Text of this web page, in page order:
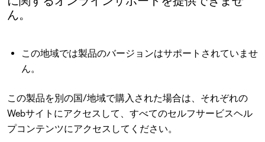
ん。
この地域では製品のバージョンはサポートされていませ
ん。
この製品を別の国/地域で購入された場合は、それぞれの
Webサイトにアクセスして、すべてのセルフサービスヘル
プコンテンツにアクセスしてください。